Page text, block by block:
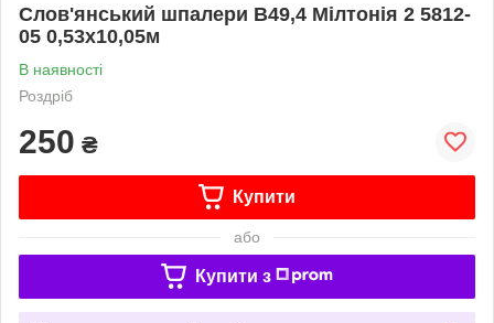
Слов'янський шпалери В49,4 Мілтонія 2 5812-
05 0,53х10,05м
В наявності
Роздріб
250 ₴
Купити
або
Купити з